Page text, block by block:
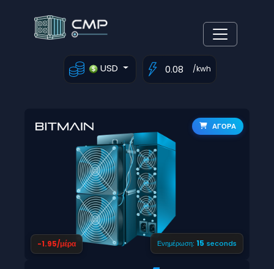
USD /kwh
ΑΓΟΡΑ
-1.95/μέρα Ενημέρωση: 14 seconds